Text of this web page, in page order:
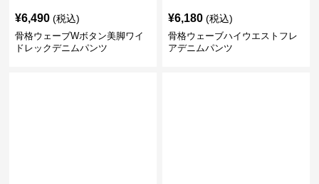
¥6,490 (税込)
骨格ウェーブWボタン美脚ワイ
ドレックデニムパンツ
¥6,180 (税込)
骨格ウェーブハイウエストフレ
アデニムパンツ